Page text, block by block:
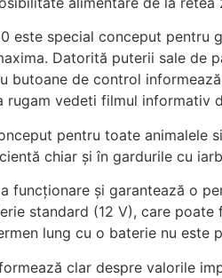
este special conceput
Datorită puterii sale de
butoane de control
rugam vedeti filmul informativ
pentru toate animalele
chiar și în gardurile cu
funcționare și garantează o
standard (12 V), care
lung cu o baterie nu este
clar despre valorile